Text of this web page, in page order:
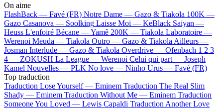
On aime
FlashBack — Favé (FR) Notre Dame — Gazo & Tiakola 100K —
Gazo Casanova — Soolking Laisse Moi — KeBlack Saiyan —
Heuss L'enfoiré Bécane —Yamê 200K — Tiakola Laboratoire —
Werenoi Meuda — Tiakola Outro — Gazo & Tiakola Ailleurs —
Josman Interlude — Gazo & Tiakola Overdrive — Ofenbach 1 2 3
4 — ZOKUSH La League — Werenoi Celui qui part — Joseph
Kamel Nouvelles — PLK No love — Ninho Urus — Favé (FR)
Top traduction
Traduction Lose Yourself — Eminem Traduction The Real Slim
Shady — Eminem Traduction Without Me — Eminem Traduction
Someone You Loved — Lewis Capaldi Traduction Another Love